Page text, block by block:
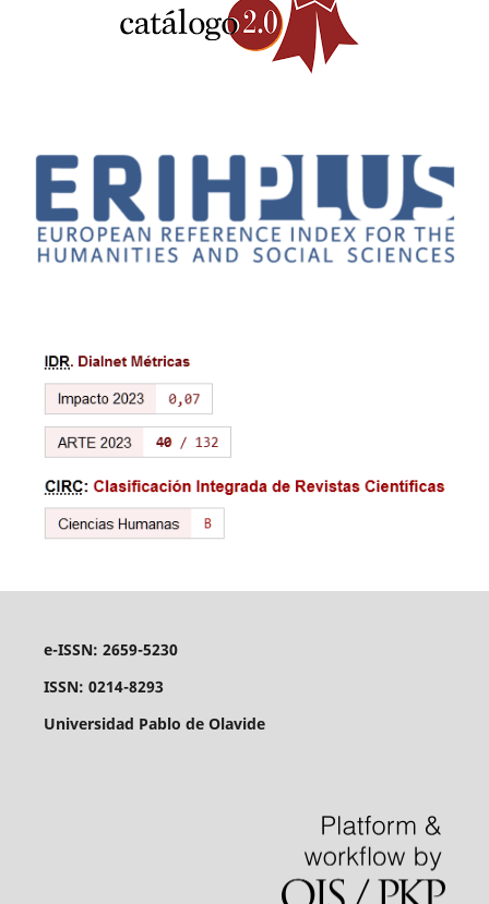
e-ISSN: 2659-5230
ISSN: 0214-8293
Universidad Pablo de Olavide